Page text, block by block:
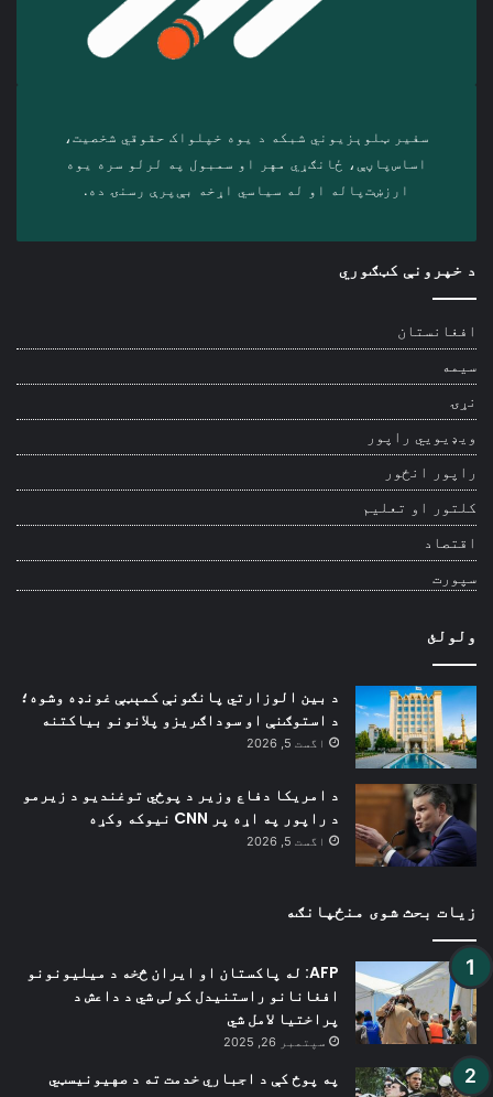
سفیر ټلوېزیوني شبکه د‎ یوه خپلواک حقوقي شخصیت،
اساس‌پاڼې، ځانګړي مهر او سمبول په لرلو سره ‎یوه
ارزښت‌پاله او ‎له سیاسي اړخه بې‌پرې رسنۍ ده.
د خپرونې کټګوري
افغانستان
سیمه
نړۍ
ویډیويي راپور
راپور انځور
کلتور او تعلیم
اقتصاد
سپورت
ولولئ
د بین الوزارتي پانګونې کمېټې غونډه وشوه؛
د استوګنې او سوداګریزو پلانونو بیاکتنه
اگست 5, 2026
د امریکا دفاع وزیر د پوځي توغندیو د زیرمو
د راپور په اړه پر CNN نیوکه وکړه
اگست 5, 2026
زیات بحث شوی منځپانګه
AFP: له پاکستان او ایران څخه د میلیونونو
افغانانو راستنیدل کولی شي د داعش د
پراختیا لامل شي
سپتمبر 26, 2025
په پوځ کې د اجباري خدمت ته د صهیونیسټي